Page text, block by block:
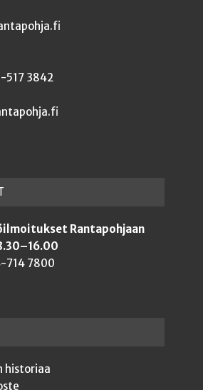
517 3842
Rantapohjaan
714 7800
historiaa